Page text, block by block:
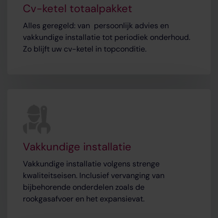
Cv-ketel totaalpakket
Alles geregeld: van persoonlijk advies en
vakkundige installatie tot periodiek onderhoud.
Zo blijft uw cv-ketel in topconditie.
Vakkundige installatie
Vakkundige installatie volgens strenge
kwaliteitseisen. Inclusief vervanging van
bijbehorende onderdelen zoals de
rookgasafvoer en het expansievat.